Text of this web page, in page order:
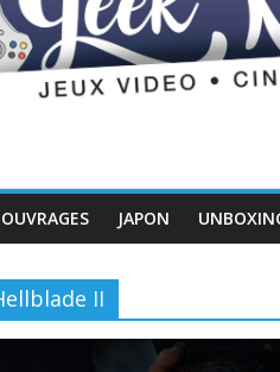
OUVRAGES JAPON
II